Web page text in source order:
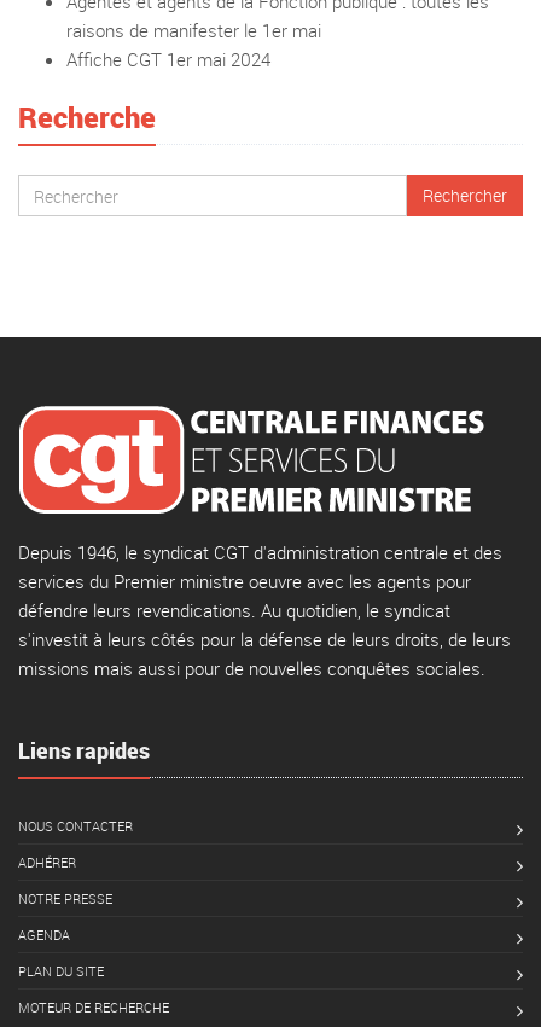
raisons de manifester le 1er mai
Affiche CGT 1er mai 2024
Recherche
Depuis 1946, le syndicat CGT d'administration centrale et des
services du Premier ministre oeuvre avec les agents pour
défendre leurs revendications. Au quotidien, le syndicat
s'investit à leurs côtés pour la défense de leurs droits, de leurs
missions mais aussi pour de nouvelles conquêtes sociales.
Liens rapides
NOUS CONTACTER
ADHÉRER
NOTRE PRESSE
AGENDA
PLAN DU SITE
MOTEUR DE RECHERCHE